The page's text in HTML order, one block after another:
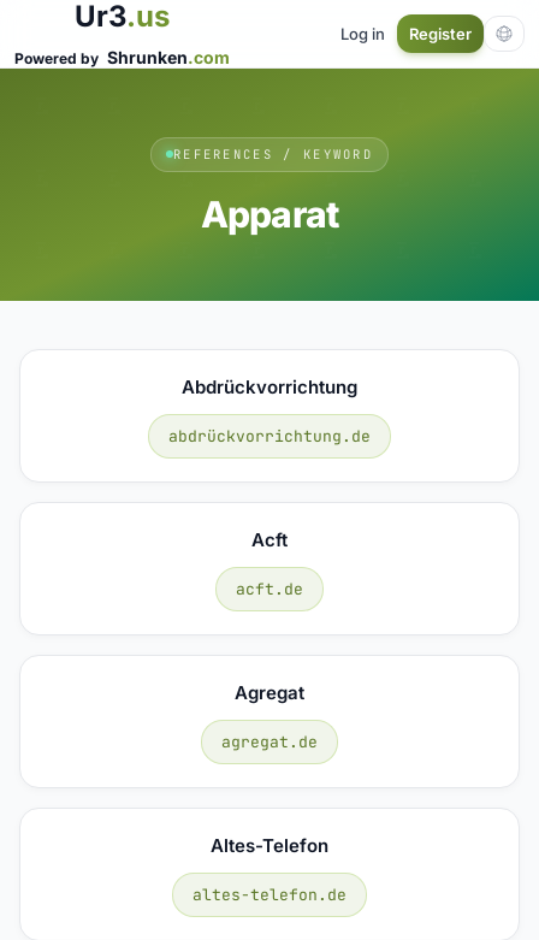
Ur3.us
Powered by Shrunken.com
Log in Register
REFERENCES / KEYWORD
Apparat
Abdrückvorrichtung
abdrückvorrichtung.de
Acft
acft.de
Agregat
agregat.de
Altes-Telefon
altes-telefon.de